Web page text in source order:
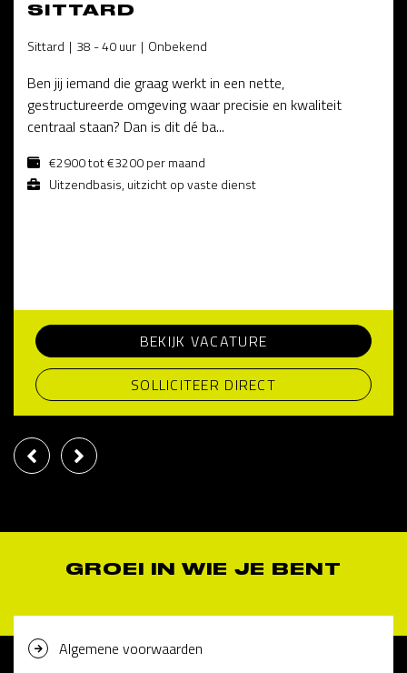
SITTARD
Sittard 38 - 40 uur Onbekend
Ben jij iemand die graag werkt in een nette,
gestructureerde omgeving waar precisie en kwaliteit
centraal staan? Dan is dit dé ba...
€2900 tot €3200 per maand
Uitzendbasis, uitzicht op vaste dienst
BEKIJK VACATURE
SOLLICITEER DIRECT
GROEI IN WIE JE BENT
Algemene voorwaarden